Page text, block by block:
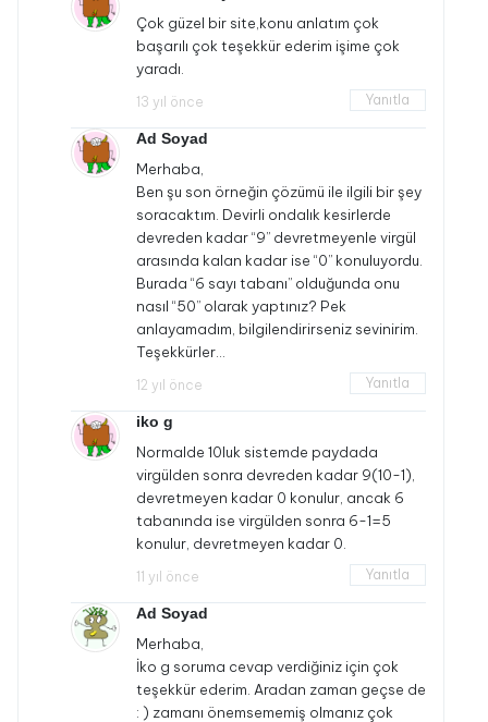
Çok güzel bir site,konu anlatım çok
başarılı çok teşekkür ederim işime çok
yaradı.
13 yıl önce Yanıtla
Ad Soyad
Merhaba,
Ben şu son örneğin çözümü ile ilgili bir şey
soracaktım. Devirli ondalık kesirlerde
devreden kadar “9” devretmeyenle virgül
arasında kalan kadar ise “0” konuluyordu.
Burada “6 sayı tabanı” olduğunda onu
nasıl “50” olarak yaptınız? Pek
anlayamadım, bilgilendirirseniz sevinirim.
Teşekkürler…
12 yıl önce Yanıtla
iko g
Normalde 10luk sistemde paydada
virgülden sonra devreden kadar 9(10-1),
devretmeyen kadar 0 konulur, ancak 6
tabanında ise virgülden sonra 6-1=5
konulur, devretmeyen kadar 0.
11 yıl önce Yanıtla
Ad Soyad
Merhaba,
İko g soruma cevap verdiğiniz için çok
teşekkür ederim. Aradan zaman geçse de
: ) zamanı önemsememiş olmanız çok